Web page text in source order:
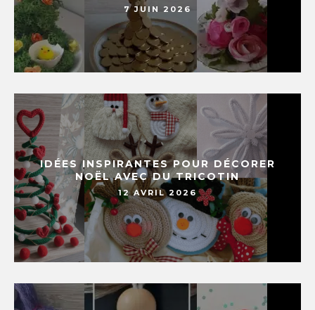
7 JUIN 2026
IDÉES INSPIRANTES POUR DÉCORER
NOËL AVEC DU TRICOTIN
12 AVRIL 2026